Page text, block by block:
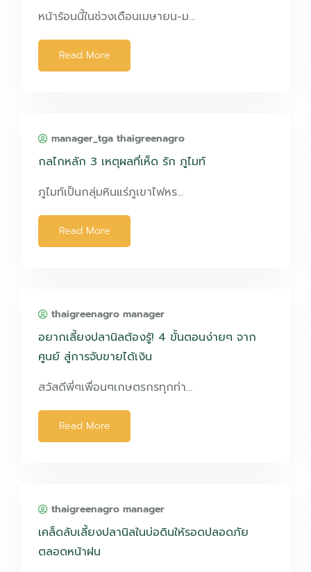
หน้าร้อนนี้ในช่วงเดือนเมษายน-ม…
Read More
manager_tga thaigreenagro
กลไกหลัก 3 เหตุผลที่เห็ด รัก ภูไมท์
ภูไมท์เป็นกลุ่มหินแร่ภูเขาไฟหร…
Read More
thaigreenagro manager
อยากเลี้ยงปลานิลต้องรู้! 4 ขั้นตอนง่ายๆ จาก
ศูนย์ สู่การจับขายได้เงิน
สวัสดีพี่ๆเพื่อนๆเกษตรกรทุกท่า…
Read More
thaigreenagro manager
เคล็ดลับเลี้ยงปลานิลในบ่อดินให้รอดปลอดภัย
ตลอดหน้าฝน